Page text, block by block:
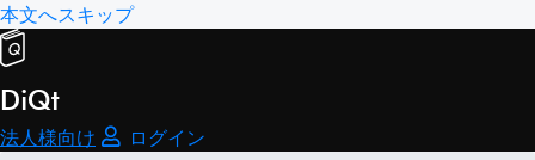
本文へスキップ
DiQt
法人様向け
ログイン